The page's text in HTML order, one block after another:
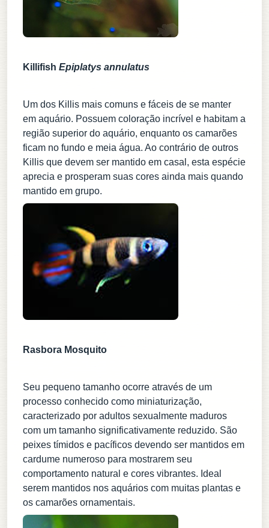
Killifish Epiplatys annulatus
Um dos Killis mais comuns e fáceis de se manter
em aquário. Possuem coloração incrível e habitam a
região superior do aquário, enquanto os camarões
ficam no fundo e meia água. Ao contrário de outros
Killis que devem ser mantido em casal, esta espécie
aprecia e prosperam suas cores ainda mais quando
mantido em grupo.
Rasbora Mosquito
Seu pequeno tamanho ocorre através de um
processo conhecido como miniaturização,
caracterizado por adultos sexualmente maduros
com um tamanho significativamente reduzido. São
peixes tímidos e pacíficos devendo ser mantidos em
cardume numeroso para mostrarem seu
comportamento natural e cores vibrantes. Ideal
serem mantidos nos aquários com muitas plantas e
os camarões ornamentais.